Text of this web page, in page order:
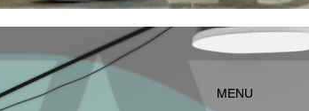
​MENU